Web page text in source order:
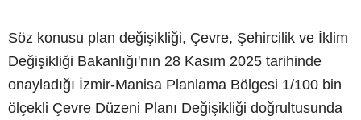
Söz konusu plan değişikliği, Çevre, Şehircilik ve İklim
Değişikliği Bakanlığı'nın 28 Kasım 2025 tarihinde
onayladığı İzmir-Manisa Planlama Bölgesi 1/100 bin
ölçekli Çevre Düzeni Planı Değişikliği doğrultusunda